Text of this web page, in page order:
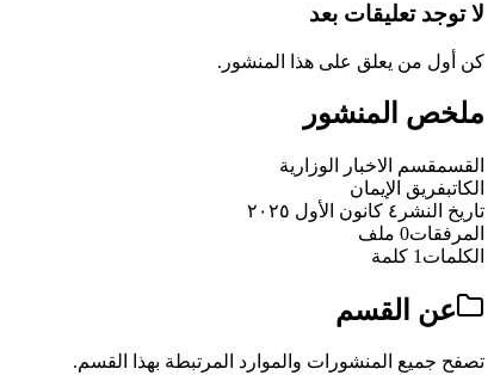
لا توجد تعليقات بعد
كن أول من يعلق على هذا المنشور.
ملخص المنشور
القسمقسم الاخبار الوزارية
الكاتبفريق الإيمان
تاريخ النشر ٤ كانون الأول ٢٠٢٥
المرفقات0 ملف
الكلمات 1 كلمة
عن القسم
تصفح جميع المنشورات والموارد المرتبطة بهذا القسم.